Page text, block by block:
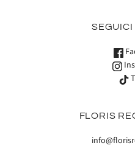
SEGUICI
FLORIS